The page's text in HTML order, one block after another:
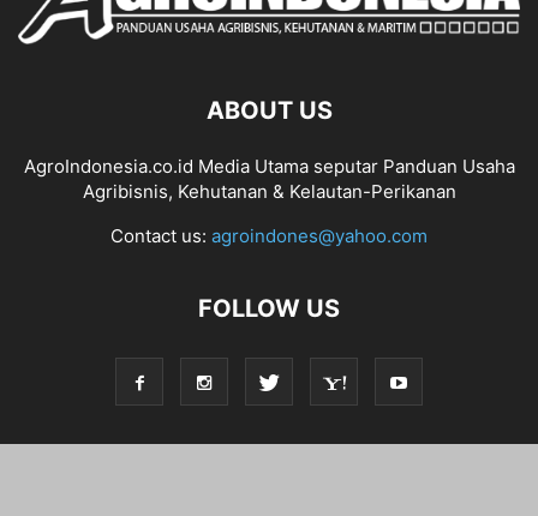
ABOUT US
AgroIndonesia.co.id Media Utama seputar Panduan Usaha
Agribisnis, Kehutanan & Kelautan-Perikanan
Contact us: agroindones@yahoo.com
FOLLOW US